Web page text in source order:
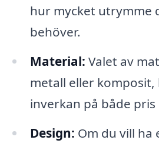
hur mycket utrymme
behöver.
Material: Valet av
metall eller
inverkan på både
Design: Om du vill ha